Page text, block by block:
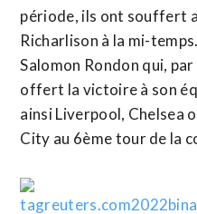
période, ils ont souffert
Richarlison à la mi-
Salomon Rondon qui, par
offert la victoire à son
ainsi Liverpool, Chelsea
City au 6ème tour de la